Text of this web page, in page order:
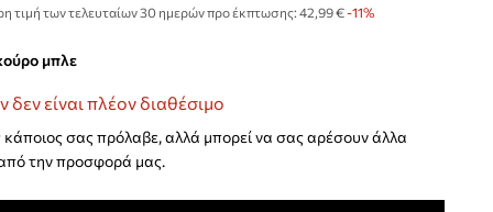
τιμή των τελευταίων 30 ημερών προ έκπτωσης: 42,99 € -11%
μπλε
δεν είναι πλέον διαθέσιμο
σας πρόλαβε, αλλά μπορεί να σας αρέσουν άλλα
την προσφορά μας.